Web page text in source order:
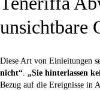
unsichtbare
Diese Art von Einleitungen
nicht“ „Sie hinterlassen
Bezug auf die Ereignisse in